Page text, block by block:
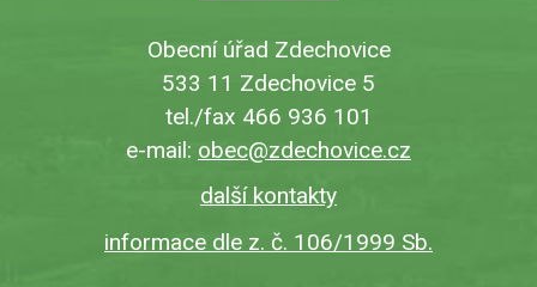
Obecní úřad Zdechovice
533 11 Zdechovice 5
tel./fax 466 936 101
e-mail: obec@zdechovice.cz
další kontakty
informace dle z. č. 106/1999 Sb.